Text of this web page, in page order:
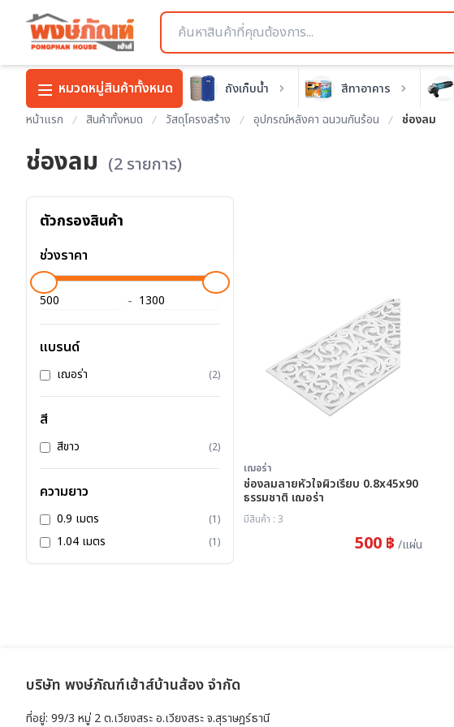
หมวดหมู่สินค้าทั้งหมด ถังเก็บน้ำ สีทาอาคาร
หน้าแรก
สินค้าทั้งหมด วัสดุโครงสร้าง อุปกรณ์หลังคา ฉนวนกันร้อน ช่องลม
ช่องลม (2 รายการ)
ตัวกรองสินค้า
ช่วงราคา
-
แบรนด์
เฌอร่า (2)
สี
สีขาว (2)
ความยาว
0.9 เมตร (1)
1.04 เมตร (1)
เฌอร่า
ช่องลมลายหัวใจผิวเรียบ 0.8x45x90
ธรรมชาติ เฌอร่า
มีสินค้า : 3
500 ฿ /แผ่น
บริษัท พงษ์ภัณฑ์เฮ้าส์บ้านส้อง จำกัด
ที่อยู่: 99/3 หมู่ 2 ต.เวียงสระ อ.เวียงสระ จ.สุราษฎร์ธานี